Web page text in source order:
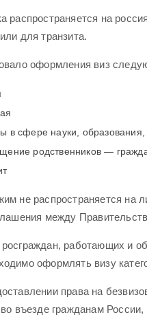
распространяется на
для транзита.
оформления виз
в сфере науки, образования,
родственников —
не распространяется на
между
работающих и
оформлять визу
права на
во въезде гражданам